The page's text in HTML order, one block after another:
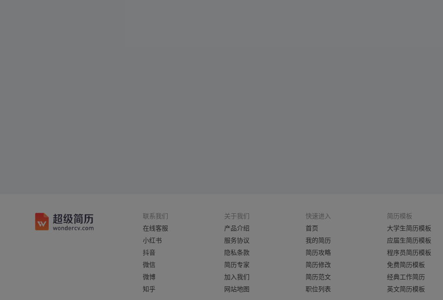
联系我们
在线客服
小红书
抖音
微信
微博
知乎
关于我们
产品介绍
服务协议
隐私条款
简历专家
加入我们
网站地图
快速进入
首页
我的简历
简历攻略
简历修改
简历范文
职位列表
简历模板
大学生简历模板
应届生简历模板
程序员简历模板
免费简历模板
经典工作简历
英文简历模板